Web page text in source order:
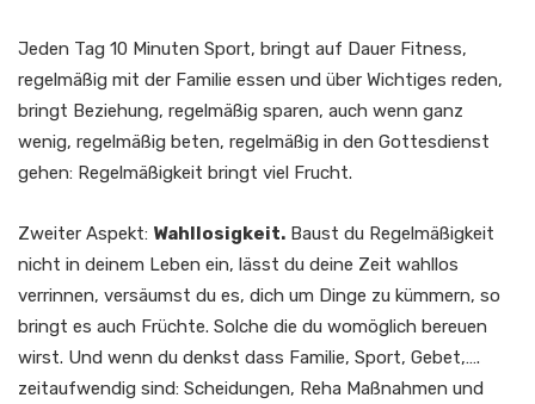
Jeden Tag 10 Minuten Sport, bringt auf Dauer Fitness,
regelmäßig mit der Familie essen und über Wichtiges reden,
bringt Beziehung, regelmäßig sparen, auch wenn ganz
wenig, regelmäßig beten, regelmäßig in den Gottesdienst
gehen: Regelmäßigkeit bringt viel Frucht.
Zweiter Aspekt: Wahllosigkeit. Baust du Regelmäßigkeit
nicht in deinem Leben ein, lässt du deine Zeit wahllos
verrinnen, versäumst du es, dich um Dinge zu kümmern, so
bringt es auch Früchte. Solche die du womöglich bereuen
wirst. Und wenn du denkst dass Familie, Sport, Gebet,….
zeitaufwendig sind: Scheidungen, Reha Maßnahmen und